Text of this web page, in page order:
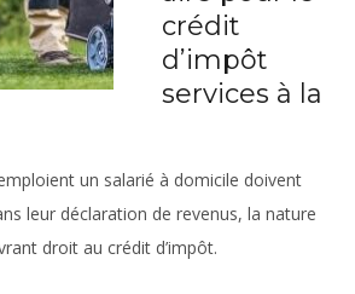
crédit
d’impôt
services à la
un salarié à domicile doivent
leur déclaration de revenus, la nature
droit au crédit d’impôt.